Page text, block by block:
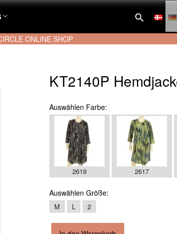
ONLINE SHOP
KT2140P
Auswählen Farbe:
2619 2617
Auswählen Größe:
M L 2